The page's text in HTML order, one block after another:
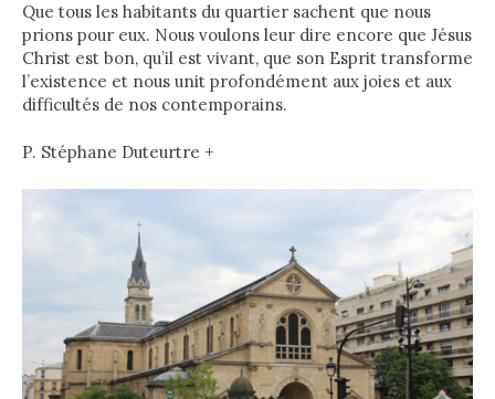
Que tous les habitants du quartier sachent que nous
prions pour eux. Nous voulons leur dire encore que Jésus
Christ est bon, qu’il est vivant, que son Esprit transforme
l’existence et nous unit profondément aux joies et aux
difficultés de nos contemporains.
P. Stéphane Duteurtre +